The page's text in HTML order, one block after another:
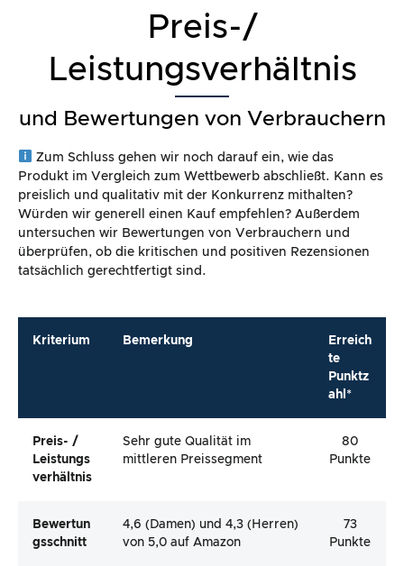
Preis-/
Leistungsverhältnis
und Bewertungen von Verbrauchern
Zum Schluss gehen wir noch darauf ein, wie das
Produkt im Vergleich zum Wettbewerb abschließt. Kann es
preislich und qualitativ mit der Konkurrenz mithalten?
Würden wir generell einen Kauf empfehlen? Außerdem
untersuchen wir Bewertungen von Verbrauchern und
überprüfen, ob die kritischen und positiven Rezensionen
tatsächlich gerechtfertigt sind.
Kriterium Bemerkung
Erreich
te
Punktz
ahl*
Preis- /
Leistungs
Verhältnis
Sehr gute Qualität im
mittleren Preissegment
80
Punkte
Bewertun
Gsschnitt
4,6 (Damen) und 4,3 (Herren)
von 5,0 auf Amazon
73
Punkte